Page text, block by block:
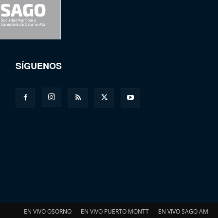
SÍGUENOS
EN VIVO OSORNO EN VIVO PUERTO MONTT EN VIVO SAGO AM